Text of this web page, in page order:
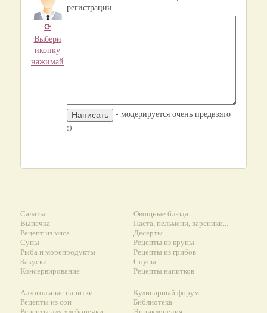
⟳
Выбери
иконку
нажимай
регистрации
- модерируется очень предвзято
:)
Салаты
Выпечка
Рецепт из мяса
Супы
Рыба и морепродукты
Закуски
Консервирование
Овощные блюда
Паста, пельмени, вареники...
Десерты
Рецепты из крупы
Рецепты из грибов
Соусы
Рецепты напитков
Алкогольные напитки
Рецепты из сои
Кулинарный форум
Библиотека